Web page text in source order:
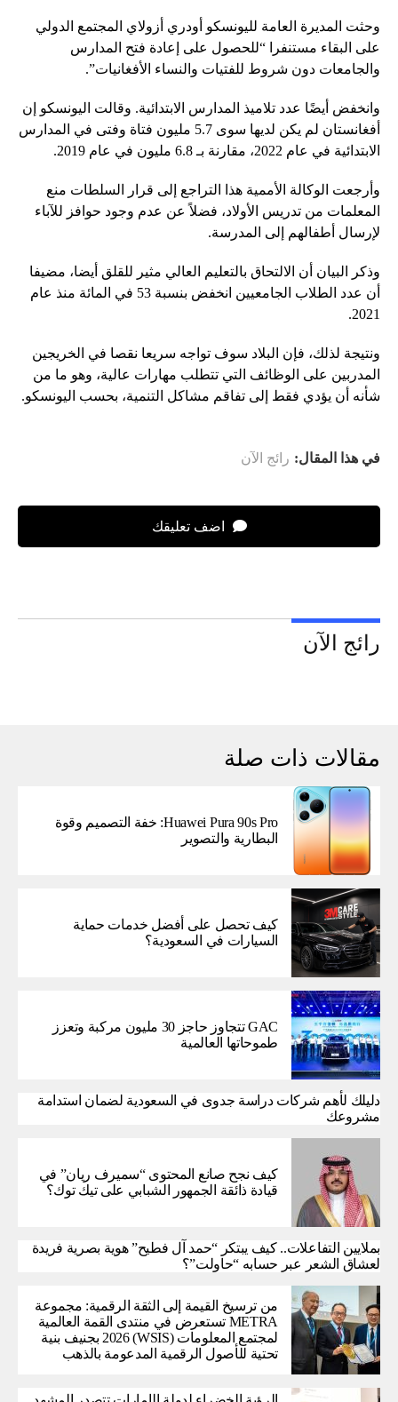
وحثت المديرة العامة لليونسكو أودري أزولاي المجتمع الدولي
على البقاء مستنفرا “للحصول على إعادة فتح المدارس
والجامعات دون شروط للفتيات والنساء الأفغانيات”.
وانخفض أيضًا عدد تلاميذ المدارس الابتدائية. وقالت اليونسكو إن
أفغانستان لم يكن لديها سوى 5.7 مليون فتاة وفتى في المدارس
الابتدائية في عام 2022، مقارنة بـ 6.8 مليون في عام 2019.
وأرجعت الوكالة الأممية هذا التراجع إلى قرار السلطات منع
المعلمات من تدريس الأولاد، فضلاً عن عدم وجود حوافز للآباء
لإرسال أطفالهم إلى المدرسة.
وذكر البيان أن الالتحاق بالتعليم العالي مثير للقلق أيضا، مضيفا
أن عدد الطلاب الجامعيين انخفض بنسبة 53 في المائة منذ عام
2021.
ونتيجة لذلك، فإن البلاد سوف تواجه سريعا نقصا في الخريجين
المدربين على الوظائف التي تتطلب مهارات عالية، وهو ما من
شأنه أن يؤدي فقط إلى تفاقم مشاكل التنمية، بحسب اليونسكو.
في هذا المقال: رائج الآن
اضف تعليقك
رائج الآن
مقالات ذات صلة
Huawei Pura 90s Pro: خفة التصميم وقوة
البطارية والتصوير
كيف تحصل على أفضل خدمات حماية
السيارات في السعودية؟
GAC تتجاوز حاجز 30 مليون مركبة وتعزز
طموحاتها العالمية
دليلك لأهم شركات دراسة جدوى في السعودية لضمان استدامة
مشروعك
كيف نجح صانع المحتوى “سميرف ريان” في
قيادة ذائقة الجمهور الشبابي على تيك توك؟
بملايين التفاعلات.. كيف يبتكر “حمد آل فطيح” هوية بصرية فريدة
لعشاق الشعر عبر حسابه “حاولت”؟
من ترسيخ القيمة إلى الثقة الرقمية: مجموعة
METRA تستعرض في منتدى القمة العالمية
لمجتمع المعلومات (WSIS) 2026 بجنيف بنية
تحتية للأصول الرقمية المدعومة بالذهب